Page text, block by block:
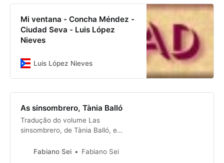
Mi ventana - Concha Méndez -
Ciudad Seva - Luis López
Nieves
Luis López Nieves
As sinsombrero, Tània Balló
Tradução do volume Las
sinsombrero, de Tània Balló, e
dirigiu. Traduzido juntamente com
Fabiano Sei Fabiano Sei